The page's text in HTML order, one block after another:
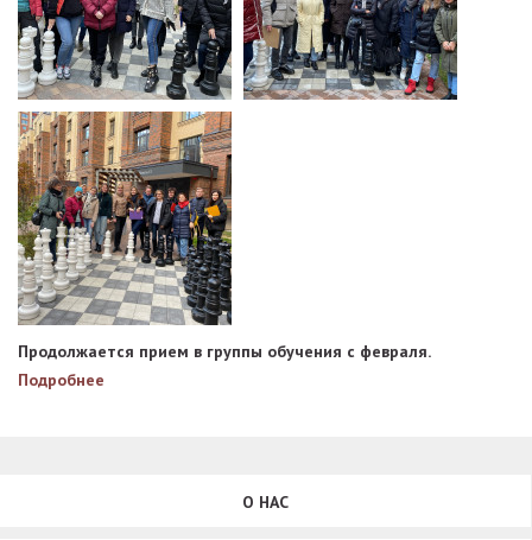
Продолжается прием в группы обучения с февраля.
Подробнее
О НАС